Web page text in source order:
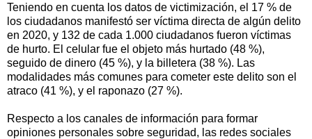
Teniendo en cuenta los datos de victimización, el 17 % de
los ciudadanos manifestó ser víctima directa de algún delito
en 2020, y 132 de cada 1.000 ciudadanos fueron víctimas
de hurto. El celular fue el objeto más hurtado (48 %),
seguido de dinero (45 %), y la billetera (38 %). Las
modalidades más comunes para cometer este delito son el
atraco (41 %), y el raponazo (27 %).
Respecto a los canales de información para formar
opiniones personales sobre seguridad, las redes sociales